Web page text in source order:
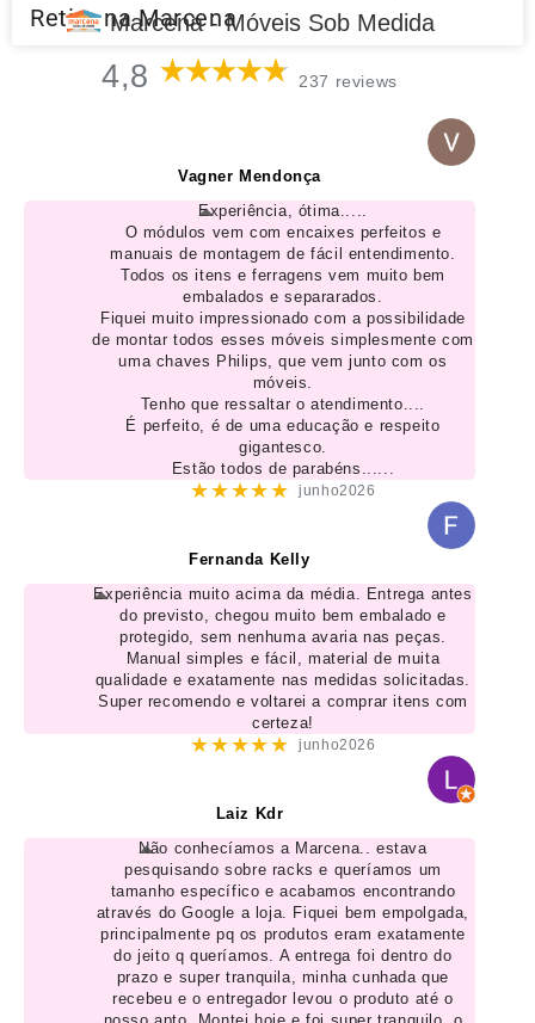
Retire na Marcena
Marcena - Móveis Sob Medida
4,8 237 reviews
Vagner Mendonça
Experiência, ótima.....
O módulos vem com encaixes perfeitos e
manuais de montagem de fácil entendimento.
Todos os itens e ferragens vem muito bem
embalados e separarados.
Fiquei muito impressionado com a possibilidade
de montar todos esses móveis simplesmente com
uma chaves Philips, que vem junto com os
móveis.
Tenho que ressaltar o atendimento....
É perfeito, é de uma educação e respeito
gigantesco.
Estão todos de parabéns......
★★★★★ junho2026
Fernanda Kelly
Experiência muito acima da média. Entrega antes
do previsto, chegou muito bem embalado e
protegido, sem nenhuma avaria nas peças.
Manual simples e fácil, material de muita
qualidade e exatamente nas medidas solicitadas.
Super recomendo e voltarei a comprar itens com
certeza!
★★★★★ junho2026
Laiz Kdr
Não conhecíamos a Marcena.. estava
pesquisando sobre racks e queríamos um
tamanho específico e acabamos encontrando
através do Google a loja. Fiquei bem empolgada,
principalmente pq os produtos eram exatamente
do jeito q queríamos. A entrega foi dentro do
prazo e super tranquila, minha cunhada que
recebeu e o entregador levou o produto até o